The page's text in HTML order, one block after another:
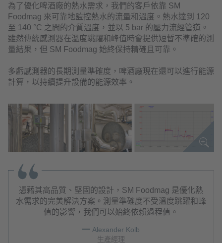
為了優化啤酒廠的熱水需求，我們的客戶依靠 SM
Foodmag 來可靠地監控熱水的流量和溫度。熱水達到 120
至 140 °C 之間的介質溫度，並以 5 bar 的壓力流經管道。
雖然傳統感測器在溫度跳躍和峰值時會提供短暫不準確的測
量結果，但 SM Foodmag 始終保持精確且可靠。
多虧感測器的長期測量準確度，啤酒廠現在還可以進行能源
計算，以持續提升設備的能源效率。
憑藉其高品質、堅固的設計，SM Foodmag 是優化熱
水需求的完美解決方案。測量準確度不受溫度跳躍和峰
值的影響，我們可以始終依賴過程值。
Alexander Kolb
生產經理